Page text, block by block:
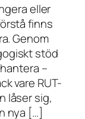
eller
finns
Genom
stöd
–
vare RUT-
låser sig,
nya […]